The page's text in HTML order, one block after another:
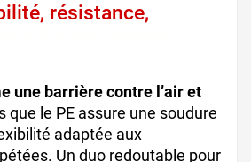
résistance,
une barrière contre l’air et
que le PE assure une soudure
adaptée aux
Un duo redoutable pour